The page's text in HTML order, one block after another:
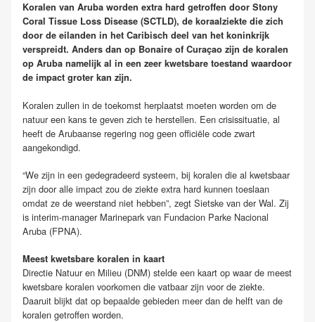
Koralen van Aruba worden extra hard getroffen door Stony
Coral Tissue Loss Disease (SCTLD), de koraalziekte die zich
door de eilanden in het Caribisch deel van het koninkrijk
verspreidt. Anders dan op Bonaire of Curaçao zijn de koralen
op Aruba namelijk al in een zeer kwetsbare toestand waardoor
de impact groter kan zijn.
Koralen zullen in de toekomst herplaatst moeten worden om de
natuur een kans te geven zich te herstellen. Een crisissituatie, al
heeft de Arubaanse regering nog geen officiële code zwart
aangekondigd.
“We zijn in een gedegradeerd systeem, bij koralen die al kwetsbaar
zijn door alle impact zou de ziekte extra hard kunnen toeslaan
omdat ze de weerstand niet hebben”, zegt Sietske van der Wal. Zij
is interim-manager Marinepark van Fundacion Parke Nacional
Aruba (FPNA).
Meest kwetsbare koralen in kaart
Directie Natuur en Milieu (DNM) stelde een kaart op waar de meest
kwetsbare koralen voorkomen die vatbaar zijn voor de ziekte.
Daaruit blijkt dat op bepaalde gebieden meer dan de helft van de
koralen getroffen worden.